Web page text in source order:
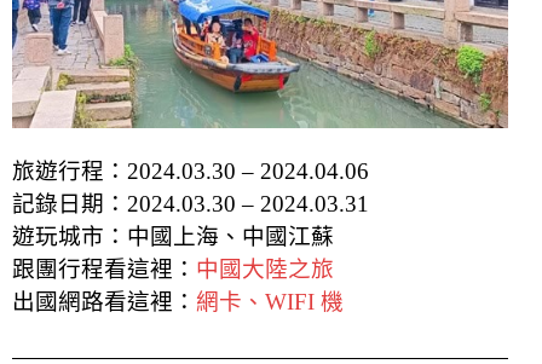
旅遊行程：2024.03.30 – 2024.04.06
記錄日期：2024.03.30 – 2024.03.31
遊玩城市：中國上海、中國江蘇
跟團行程看這裡： 中國大陸之旅
出國網路看這裡： 網卡、WIFI 機